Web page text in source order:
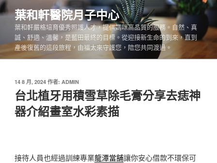
跳
至
內
葉和軒醫院月子中心
葉和軒嚴格培育優秀照護人才，提供媽咪高品質的服務。自然、真
誠、舒適、溫馨，是藍田最終的目標。從迎接新生命的到來，直到
產後復舊的這段旅程，由福太來守護您，陪您共同渡過。
發
佈
於
14 8 月, 2024 作者: ADMIN
台北植牙用積雪草除毛膏分享去痣神
器介紹畫室水彩素描
接待人員也經過訓練專業龍潭當舖讓你安心借款不環保可